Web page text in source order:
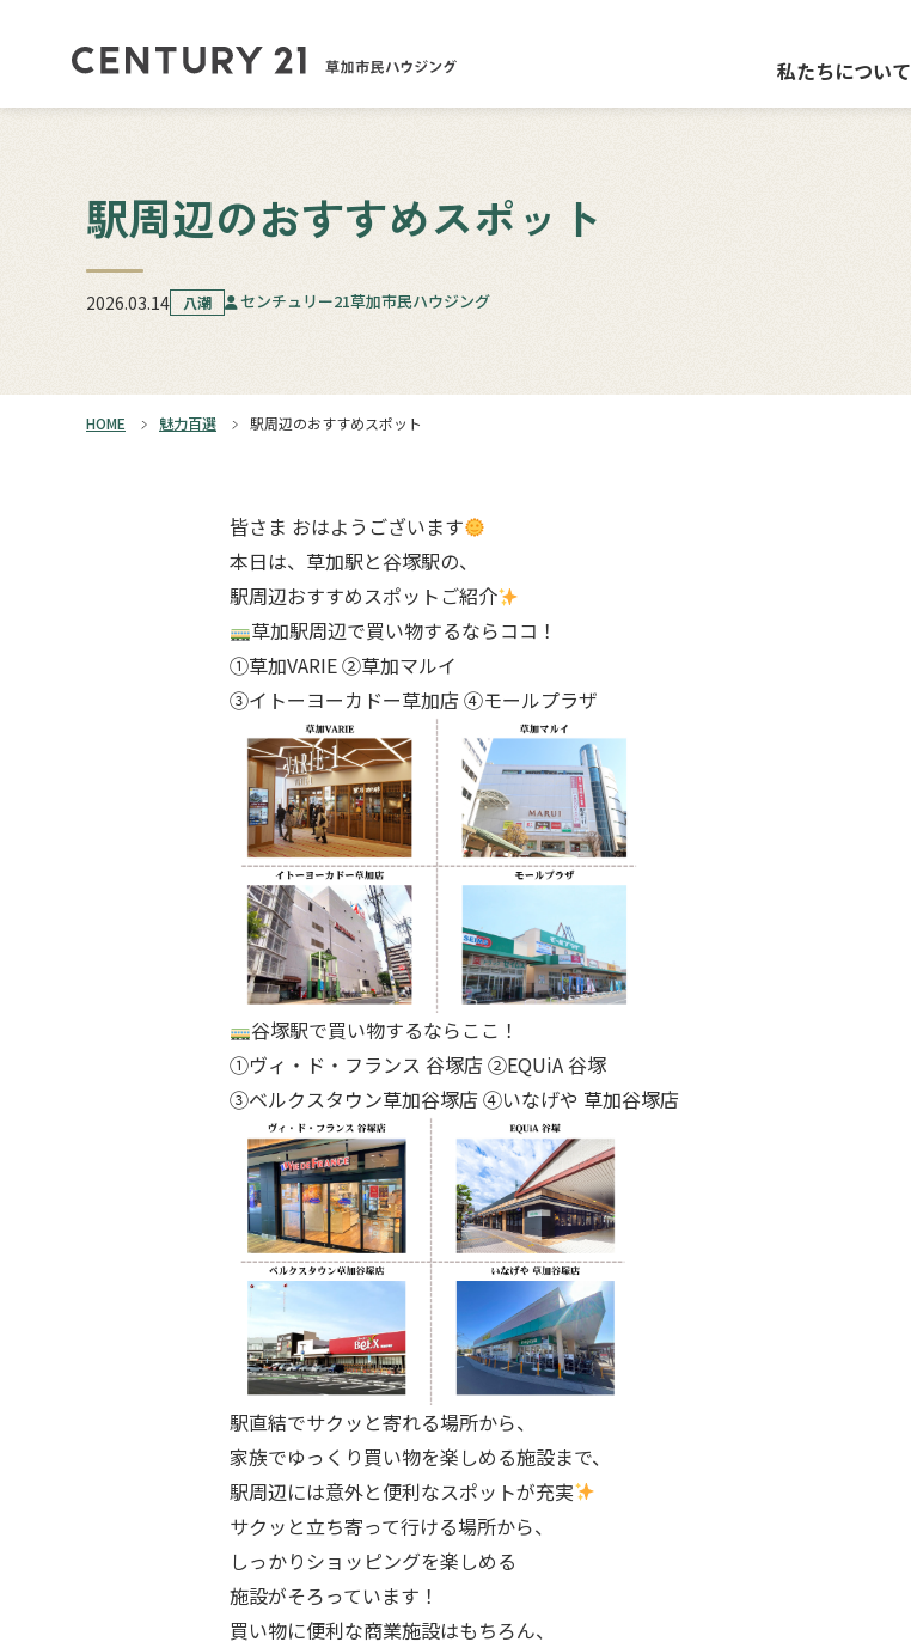
私たちについて
駅周辺のおすすめスポット
2026.03.14 八潮 センチュリー21草加市民ハウジング
HOME 魅力百選 駅周辺のおすすめスポット
皆さま おはようございます
本日は、草加駅と谷塚駅の、
駅周辺おすすめスポットご紹介
草加駅周辺で買い物するならココ！
①草加VARIE ②草加マルイ
③イトーヨーカドー草加店 ④モールプラザ
谷塚駅で買い物するならここ！
①ヴィ・ド・フランス 谷塚店 ②EQUiA 谷塚
③ベルクスタウン草加谷塚店 ④いなげや 草加谷塚店
駅直結でサクッと寄れる場所から、
家族でゆっくり買い物を楽しめる施設まで、
駅周辺には意外と便利なスポットが充実
サクッと立ち寄って行ける場所から、
しっかりショッピングを楽しめる
施設がそろっています！
買い物に便利な商業施設はもちろん、